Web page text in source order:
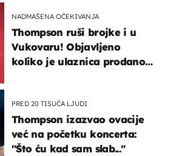
NADMAŠENA OČEKIVANJA
Thompson ruši brojke i u
Vukovaru! Objavljeno
koliko je ulaznica prodano
PRED 20 TISUĆA LJUDI
Thompson izazvao ovacije
već na početku koncerta:
"Što ću kad sam slab..."